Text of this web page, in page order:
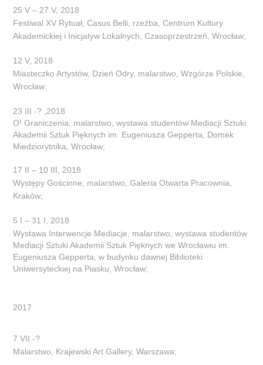
25 V – 27 V, 2018
Festiwal XV Rytuał, Casus Belli, rzeźba, Centrum Kultury
Akademickiej i Inicjatyw Lokalnych, Czasoprzestrzeń, Wrocław;
12 V, 2018
Miasteczko Artystów, Dzień Odry, malarstwo, Wzgórze Polskie,
Wrocław;
23 III -? ,2018
O! Graniczenia, malarstwo, wystawa studentów Mediacji Sztuki
Akademii Sztuk Pięknych im. EugeniuszaGepperta , Domek
Miedziorytnika, Wrocław;
17 II – 10 III, 2018
Występy Gościnne, malarstwo, Galeria Otwarta Pracownia,
Kraków;
5 I – 31 I, 2018
Wystawa Interwencje Mediacje, malarstwo, wystawa studentów
Mediacji Sztuki Akademii Sztuk Pięknych we Wrocławiu im.
EugeniuszaGepperta , w budynku dawnej Biblioteki
Uniwersyteckiej na Piasku, Wrocław;
2017
7 VII -?
Malarstwo, Krajewski Art Gallery, Warszawa;